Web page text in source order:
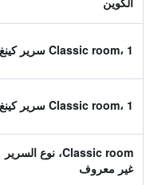
Classic room، 1 سرير كينغ
Classic room، 1 سرير كينغ
Classic room، نوع السرير
غير معروف